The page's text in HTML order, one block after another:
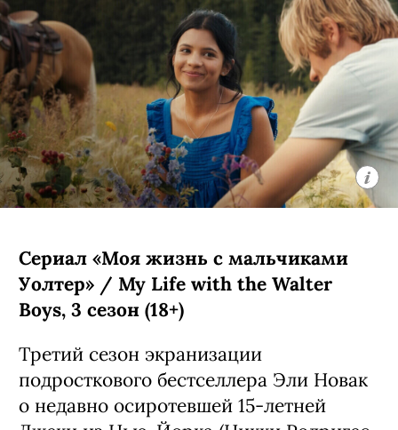
Сериал «Моя жизнь с мальчиками
Уолтер» / My Life with the Walter
Boys, 3 сезон (18+)
Третий сезон экранизации
подросткового бестселлера Эли Новак
о недавно осиротевшей 15-летней